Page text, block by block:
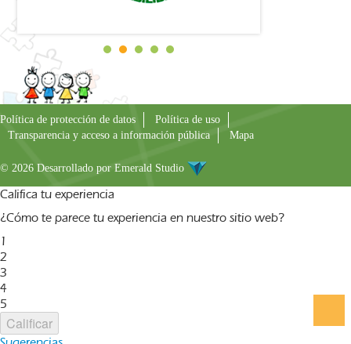
Política de protección de datos
Política de uso
Transparencia y acceso a información pública
Mapa
© 2026 Desarrollado por Emerald Studio
Califica tu experiencia
¿Cómo te parece tu experiencia en nuestro sitio web?
1
2
3
4
5
Calificar